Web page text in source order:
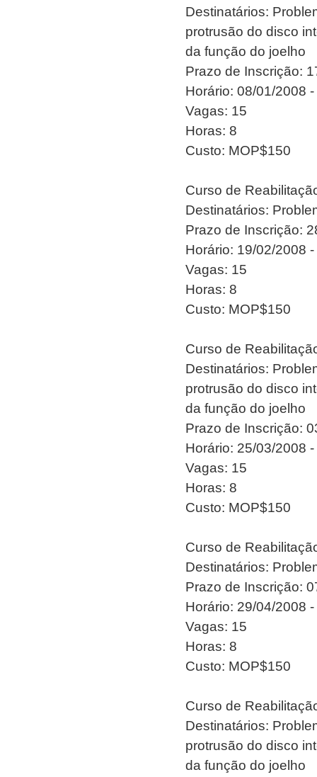
Destinatários:
protrusão do disco
da função do joelho
Prazo de Inscrição:
Horário: 08/01/2008
Vagas: 15
Horas: 8
Custo: MOP$150
Curso de
Destinatários:
Prazo de Inscrição:
Horário: 19/02/2008
Vagas: 15
Horas: 8
Custo: MOP$150
Curso de
Destinatários:
protrusão do disco
da função do joelho
Prazo de Inscrição:
Horário: 25/03/2008
Vagas: 15
Horas: 8
Custo: MOP$150
Curso de
Destinatários:
Prazo de Inscrição:
Horário: 29/04/2008
Vagas: 15
Horas: 8
Custo: MOP$150
Curso de
Destinatários:
protrusão do disco
da função do joelho